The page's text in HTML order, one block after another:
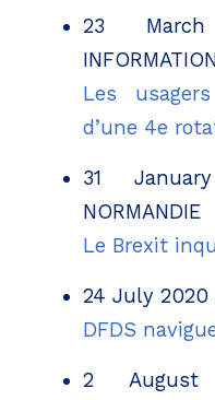
23
Les
d’une 4e
31
NORMANDIE
Le Brexit
24 July 2020
DFDS
2